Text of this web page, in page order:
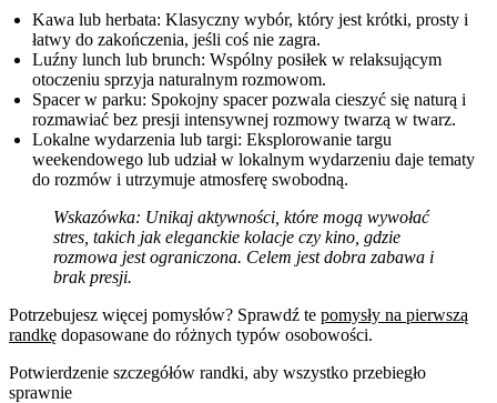
Kawa lub herbata: Klasyczny wybór, który jest krótki, prosty i
łatwy do zakończenia, jeśli coś nie zagra.
Luźny lunch lub brunch: Wspólny posiłek w relaksującym
otoczeniu sprzyja naturalnym rozmowom.
Spacer w parku: Spokojny spacer pozwala cieszyć się naturą i
rozmawiać bez presji intensywnej rozmowy twarzą w twarz.
Lokalne wydarzenia lub targi: Eksplorowanie targu
weekendowego lub udział w lokalnym wydarzeniu daje tematy
do rozmów i utrzymuje atmosferę swobodną.
Wskazówka: Unikaj aktywności, które mogą wywołać
stres, takich jak eleganckie kolacje czy kino, gdzie
rozmowa jest ograniczona. Celem jest dobra zabawa i
brak presji.
Potrzebujesz więcej pomysłów? Sprawdź te pomysły na pierwszą
randkę dopasowane do różnych typów osobowości.
Potwierdzenie szczegółów randki, aby wszystko przebiegło
sprawnie